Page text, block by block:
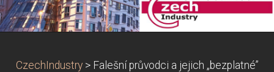
CzechIndustry > Falešní průvodci a jejich „bezplatné”